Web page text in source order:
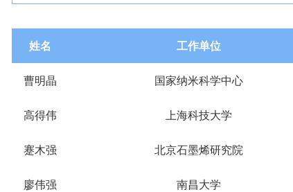
姓名 工作单位
曹明晶 国家纳米科学中心
高得伟 上海科技大学
蹇木强 北京石墨烯研究院
廖伟强 南昌大学